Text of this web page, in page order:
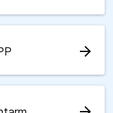
arrow_forward